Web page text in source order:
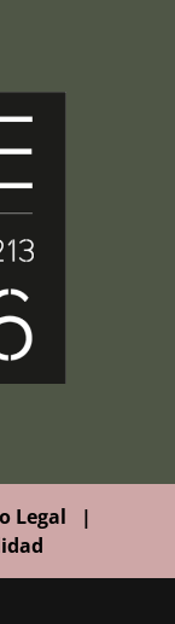
Legal |